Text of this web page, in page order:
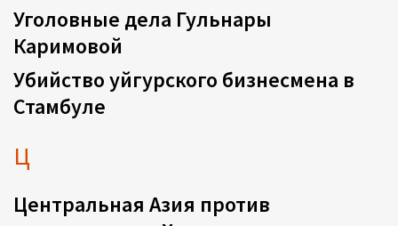
Уголовные дела Гульнары
Каримовой
Убийство уйгурского бизнесмена в
Стамбуле
Ц
Центральная Азия против